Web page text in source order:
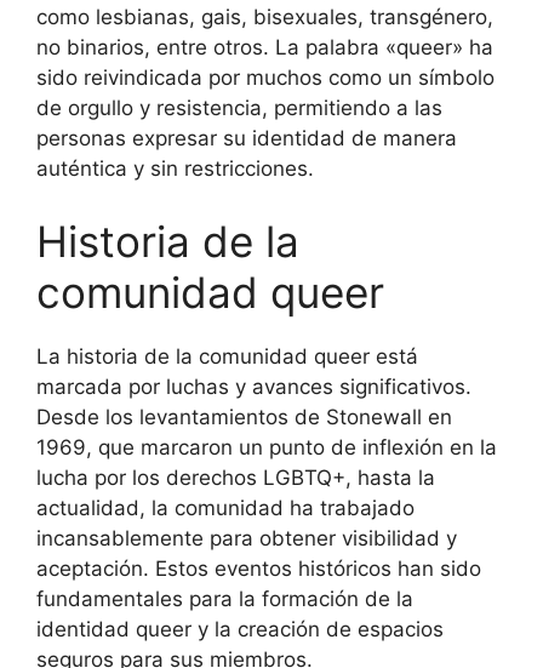
como lesbianas, gais, bisexuales, transgénero,
no binarios, entre otros. La palabra «queer» ha
sido reivindicada por muchos como un símbolo
de orgullo y resistencia, permitiendo a las
personas expresar su identidad de manera
auténtica y sin restricciones.
Historia de la
comunidad queer
La historia de la comunidad queer está
marcada por luchas y avances significativos.
Desde los levantamientos de Stonewall en
1969, que marcaron un punto de inflexión en la
lucha por los derechos LGBTQ+, hasta la
actualidad, la comunidad ha trabajado
incansablemente para obtener visibilidad y
aceptación. Estos eventos históricos han sido
fundamentales para la formación de la
identidad queer y la creación de espacios
seguros para sus miembros.